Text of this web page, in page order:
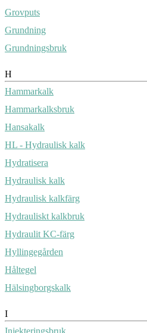
Grovputs
Grundning
Grundningsbruk
H
Hammarkalk
Hammarkalksbruk
Hansakalk
HL - Hydraulisk kalk
Hydratisera
Hydraulisk kalk
Hydraulisk kalkfärg
Hydrauliskt kalkbruk
Hydraulit KC-färg
Hyllingegården
Håltegel
Hälsingborgskalk
I
Injekteringsbruk